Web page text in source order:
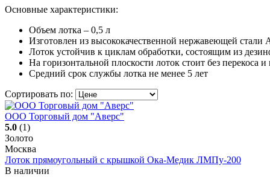
Основные характеристики:
Объем лотка – 0,5 л
Изготовлен из высококачественной нержавеющей стали
Лоток устойчив к циклам обработки, состоящим из
На горизонтальной плоскости лоток стоит без перекоса и
Средний срок службы лотка не менее 5 лет
Сортировать по:
ООО Торговый дом "Аверс"
5.0 (1)
Золото
Москва
Лоток прямоугольный с крышкой Ока-Медик ЛМПу-200
В наличии